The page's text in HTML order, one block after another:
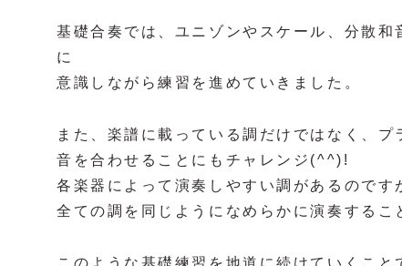
基礎合奏では、ユニゾンやスケール、分散
に
意識しながら練習を進めていきました。
また、楽譜に載っている調だけではなく、
音を合わせることにもチャレンジ(^^)!
各楽器によって演奏しやすい調があるのです
全ての調を同じようになめらかに演奏する
このような基礎練習を地道に続けていくこ